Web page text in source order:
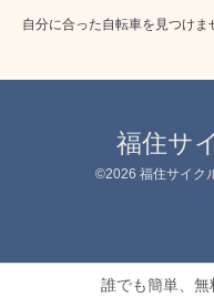
自分に合った自転車を見つけま
福住サ
©2026 福住サイク
誰でも簡単、